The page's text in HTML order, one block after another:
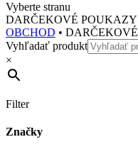
Vyberte stranu
DARČEKOVÉ POUKAZY
OBCHOD •
Vyhľadať produkt
×
Filter
Značky